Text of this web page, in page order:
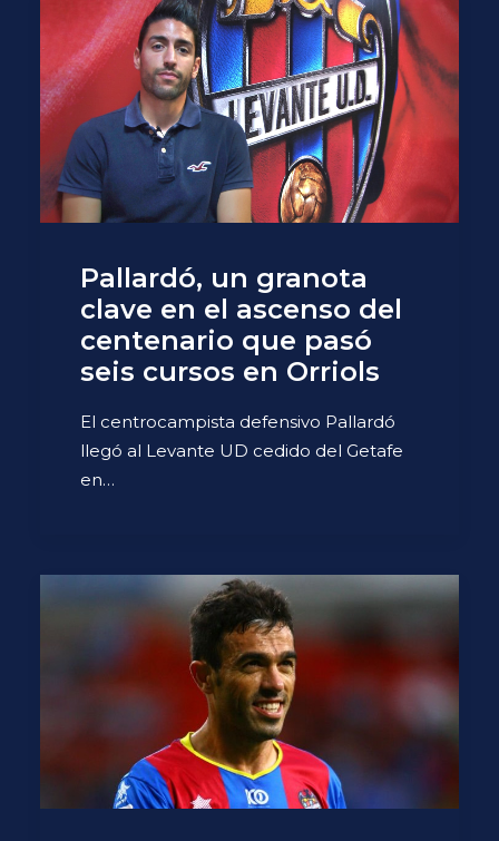
Pallardó, un granota
clave en el ascenso del
centenario que pasó
seis cursos en Orriols
El centrocampista defensivo Pallardó
llegó al Levante UD cedido del Getafe
en…